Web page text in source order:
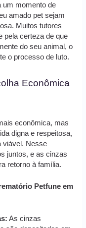
um momento de
amado pet sejam
Muitos tutores
pela certeza de que
do seu animal, o
o processo de luto.
Econômica
econômica, mas
digna e respeitosa,
viável. Nesse
juntos, e as cinzas
retorno à família.
Petfune em
As cinzas